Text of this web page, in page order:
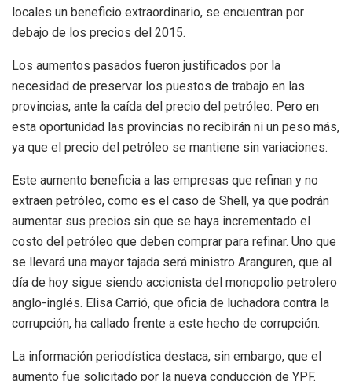
locales un beneficio extraordinario, se encuentran por
debajo de los precios del 2015.
Los aumentos pasados fueron justificados por la
necesidad de preservar los puestos de trabajo en las
provincias, ante la caída del precio del petróleo. Pero en
esta oportunidad las provincias no recibirán ni un peso más,
ya que el precio del petróleo se mantiene sin variaciones.
Este aumento beneficia a las empresas que refinan y no
extraen petróleo, como es el caso de Shell, ya que podrán
aumentar sus precios sin que se haya incrementado el
costo del petróleo que deben comprar para refinar. Uno que
se llevará una mayor tajada será ministro Aranguren, que al
día de hoy sigue siendo accionista del monopolio petrolero
anglo-inglés. Elisa Carrió, que oficia de luchadora contra la
corrupción, ha callado frente a este hecho de corrupción.
La información periodística destaca, sin embargo, que el
aumento fue solicitado por la nueva conducción de YPF.